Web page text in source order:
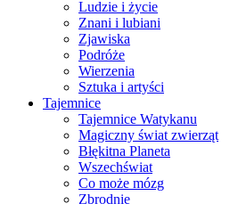
Ludzie i życie
Znani i lubiani
Zjawiska
Podróże
Wierzenia
Sztuka i artyści
Tajemnice
Tajemnice Watykanu
Magiczny świat zwierząt
Błękitna Planeta
Wszechświat
Co może mózg
Zbrodnie